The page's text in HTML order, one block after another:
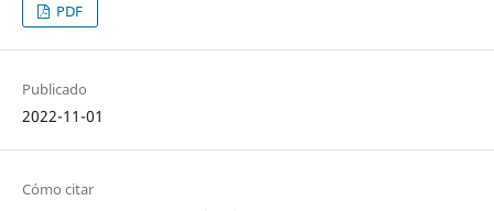
PDF
Publicado
2022-11-01
Cómo citar